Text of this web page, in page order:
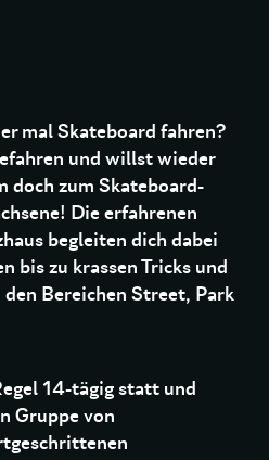
mal Skateboard fahren?
und willst wieder
doch zum Skateboard-
Die erfahrenen
begleiten dich dabei
bis zu krassen Tricks und
Bereichen Street, Park
14-tägig statt und
Gruppe von